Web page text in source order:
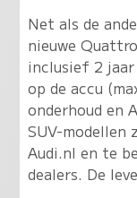
Net als de
nieuwe
inclusief 2
op de accu
onderhoud en
SUV-
Audi.nl en te
dealers. De